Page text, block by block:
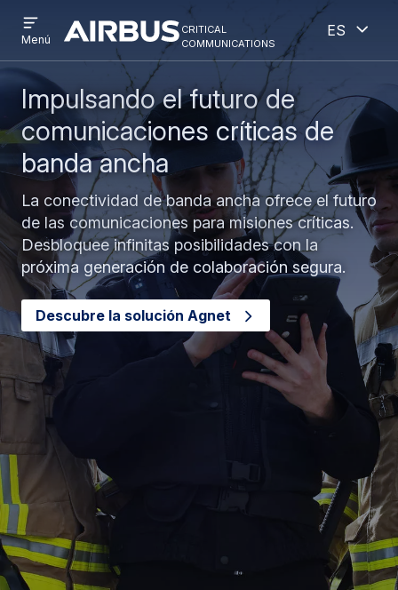
Pasar
al
contenido
principal
Skip
to
search
Criticalcommunications
critical
communications
menu
Menú
Español
Impulsando el futuro de
comunicaciones críticas de
banda ancha
La conectividad de banda ancha ofrece el futuro
de las comunicaciones para misiones críticas.
Desbloquee infinitas posibilidades con la
próxima generación de colaboración segura.
Descubre la solución Agnet